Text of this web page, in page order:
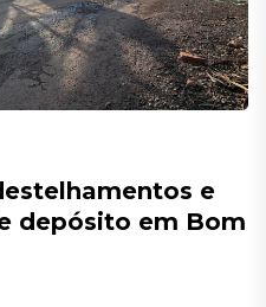
e
depósito em Bom